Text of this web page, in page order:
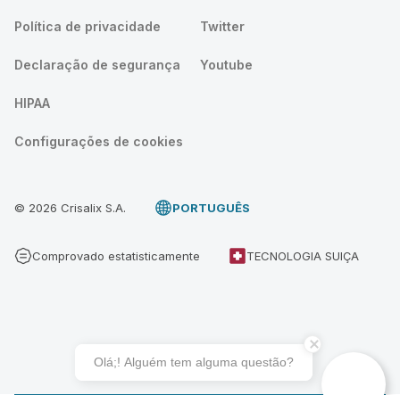
Política de privacidade
Declaração de segurança
HIPAA
Configurações de cookies
Twitter
Youtube
© 2026 Crisalix S.A. PORTUGUÊS
Comprovado estatisticamente TECNOLOGIA SUIÇA
Olá;! Alguém tem alguma questão?